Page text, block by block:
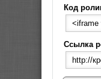
Код
Ссылка